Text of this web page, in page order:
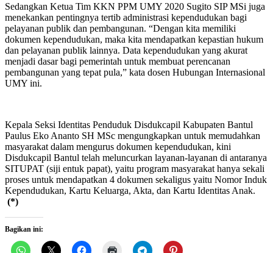
Sedangkan Ketua Tim KKN PPM UMY 2020 Sugito SIP MSi juga
menekankan pentingnya tertib administrasi kependudukan bagi
pelayanan publik dan pembangunan. “Dengan kita memiliki
dokumen kependudukan, maka kita mendapatkan kepastian hukum
dan pelayanan publik lainnya. Data kependudukan yang akurat
menjadi dasar bagi pemerintah untuk membuat perencanan
pembangunan yang tepat pula,” kata dosen Hubungan Internasional
UMY ini.
Kepala Seksi Identitas Penduduk Disdukcapil Kabupaten Bantul
Paulus Eko Ananto SH MSc mengungkapkan untuk memudahkan
masyarakat dalam mengurus dokumen kependudukan, kini
Disdukcapil Bantul telah meluncurkan layanan-layanan di antaranya
SITUPAT (siji entuk papat), yaitu program masyarakat hanya sekali
proses untuk mendapatkan 4 dokumen sekaligus yaitu Nomor Induk
Kependudukan, Kartu Keluarga, Akta, dan Kartu Identitas Anak.
(*)
Bagikan ini: